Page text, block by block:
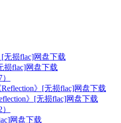
损flac]网盘下载
》[无损flac]网盘下载